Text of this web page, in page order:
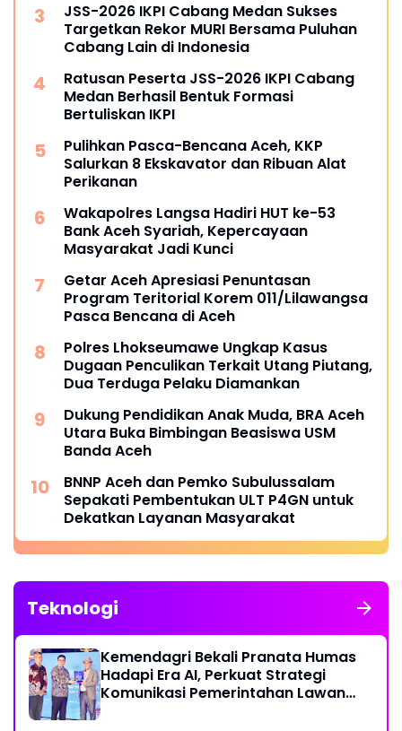
JSS-2026 IKPI Cabang Medan Sukses
Targetkan Rekor MURI Bersama Puluhan
Cabang Lain di Indonesia
Ratusan Peserta JSS-2026 IKPI Cabang
Medan Berhasil Bentuk Formasi
Bertuliskan IKPI
Pulihkan Pasca-Bencana Aceh, KKP
Salurkan 8 Ekskavator dan Ribuan Alat
Perikanan
Wakapolres Langsa Hadiri HUT ke-53
Bank Aceh Syariah, Kepercayaan
Masyarakat Jadi Kunci
Getar Aceh Apresiasi Penuntasan
Program Teritorial Korem 011/Lilawangsa
Pasca Bencana di Aceh
Polres Lhokseumawe Ungkap Kasus
Dugaan Penculikan Terkait Utang Piutang,
Dua Terduga Pelaku Diamankan
Dukung Pendidikan Anak Muda, BRA Aceh
Utara Buka Bimbingan Beasiswa USM
Banda Aceh
BNNP Aceh dan Pemko Subulussalam
Sepakati Pembentukan ULT P4GN untuk
Dekatkan Layanan Masyarakat
Teknologi
Kemendagri Bekali Pranata Humas
Hadapi Era AI, Perkuat Strategi
Komunikasi Pemerintahan Lawan